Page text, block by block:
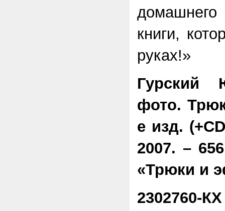
книги,
руках!»
Гурский
фото.
е изд. (+CD
2007. –
«Трюки и
2302760-КХ